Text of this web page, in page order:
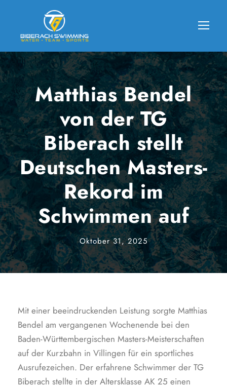
Matthias Bendel
von der TG
Biberach stellt
Deutschen Masters-
Rekord im
Schwimmen auf
Oktober 31, 2025
Mit einer beeindruckenden Leistung sorgte Matthias
Bendel am vergangenen Wochenende bei den
Baden-Württembergischen Masters-Meisterschaften
auf der Kurzbahn in Villingen für ein sportliches
Ausrufezeichen. Der erfahrene Schwimmer der TG
Biberach stellte in der Altersklasse AK 25 einen